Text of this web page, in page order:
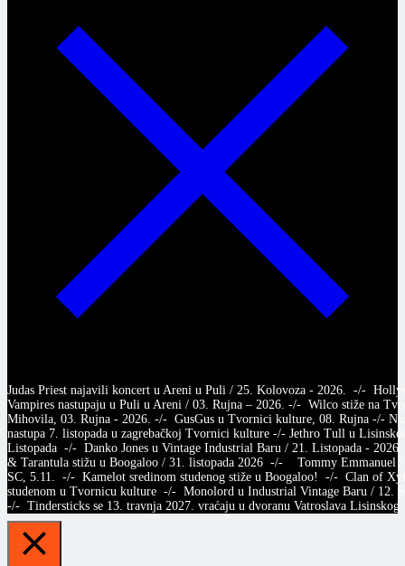
Judas Priest najavili koncert u Areni u Puli / 25. Kolovoza - 2026. -/-
Vampires nastupaju u Puli u Areni / 03. Rujna – 2026. -/- Wilco stiže na
Mihovila, 03. Rujna - 2026. -/- GusGus u Tvornici kulture, 08. Rujna -/-
nastupa 7. listopada u zagrebačkoj Tvornici kulture -/- Jethro Tull u
Listopada -/- Danko Jones u Vintage Industrial Baru / 21. Listopada -
& Tarantula stižu u Boogaloo / 31. listopada 2026 -/- Tommy Emmanuel
SC, 5.11. -/- Kamelot sredinom studenog stiže u Boogaloo! -/- Clan of
studenom u Tvornicu kulture -/- Monolord u Industrial Vintage Baru / 12.
-/- Tindersticks se 13. travnja 2027. vraćaju u dvoranu Vatroslava